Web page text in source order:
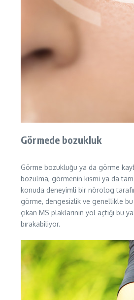
Görmede bozukluk
Görme bozukluğu ya da görme
bozulma, görmenin kısmi ya da
konuda deneyimli bir nörolog
görme, dengesizlik ve genellikle bu
çıkan MS plaklarının yol açtığı
bırakabiliyor.